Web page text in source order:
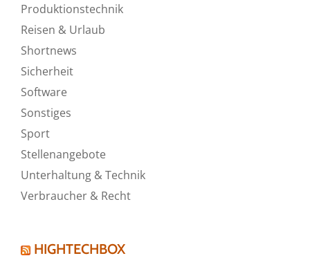
Produktionstechnik
Reisen & Urlaub
Shortnews
Sicherheit
Software
Sonstiges
Sport
Stellenangebote
Unterhaltung & Technik
Verbraucher & Recht
HIGHTECHBOX